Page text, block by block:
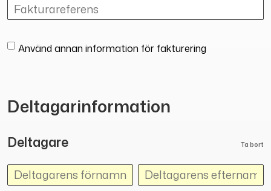
Använd annan information för fakturering
Deltagarinformation
Deltagare Ta bort